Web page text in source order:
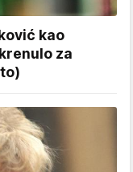
kao
za